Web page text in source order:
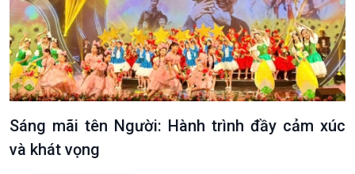
Văn hoá & Du lịch
Tin Văn hoá & Du lịch
Chát với người nổi tiếng
Câu chuyện Thể thao
Multimedia
Ảnh
Video
Infographic
E-Magazine
Sáng mãi tên Người: Hành trình đầy cảm xúc
và khát vọng